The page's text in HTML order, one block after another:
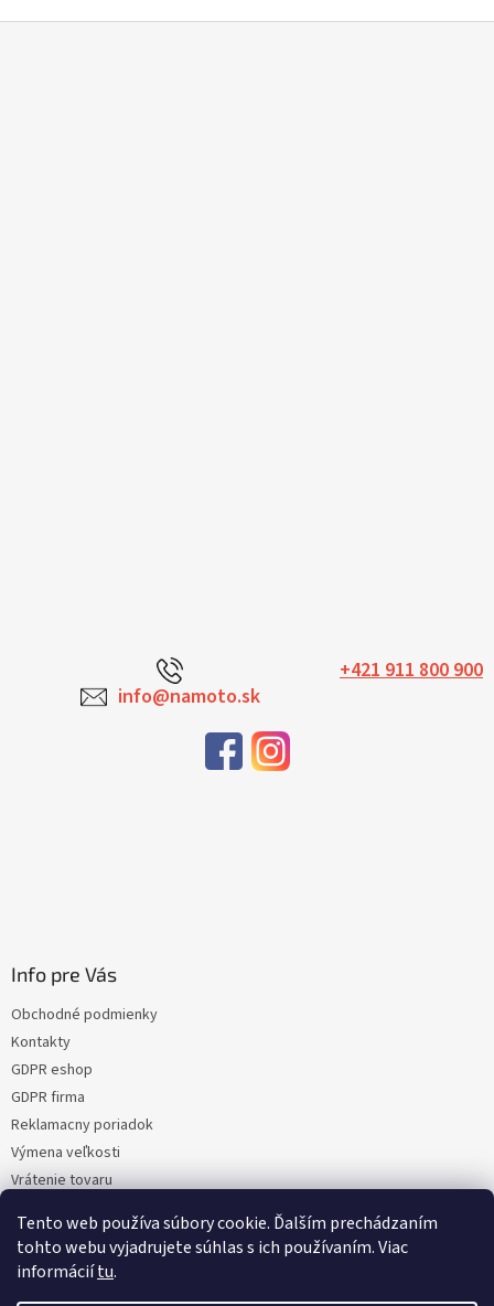
Tento web používa súbory cookie. Ďalším prechádzaním
tohto webu vyjadrujete súhlas s ich používaním. Viac
informáciítu.
+421 911 800 900
info@namoto.sk
Info pre Vás
Obchodné podmienky
Kontakty
GDPR eshop
GDPR firma
Reklamacny poriadok
Výmena veľkosti
Vrátenie tovaru
Moja objednávka